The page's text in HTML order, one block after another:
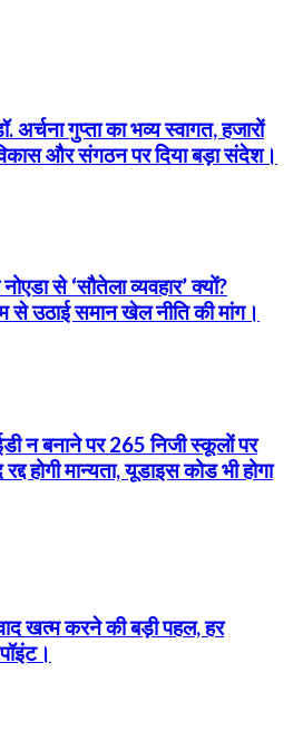
अर्चना गुप्ता का भव्य स्वागत, हजारों
और संगठन पर दिया बड़ा संदेश।
से ‘सौतेला व्यवहार’ क्यों?
से उठाई समान खेल नीति की मांग।
न बनाने पर 265 निजी स्कूलों पर
होगी मान्यता, यूडाइस कोड भी होगा
खत्म करने की बड़ी पहल, हर